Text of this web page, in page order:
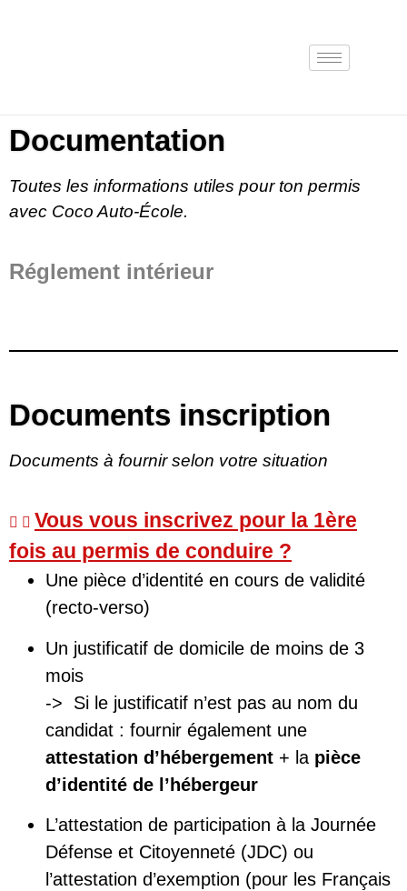
Documentation
Toutes les informations utiles pour ton permis
avec Coco Auto-École.
Réglement intérieur
Documents inscription
Documents à fournir selon votre situation
Vous vous inscrivez pour la 1ère
fois au permis de conduire ?
Une pièce d’identité en cours de validité
(recto-verso)
Un justificatif de domicile de moins de 3
mois
-> Si le justificatif n’est pas au nom du
candidat : fournir également une
attestation d’hébergement + la pièce
d’identité de l’hébergeur
L’attestation de participation à la Journée
Défense et Citoyenneté (JDC) ou
l’attestation d’exemption (pour les Français